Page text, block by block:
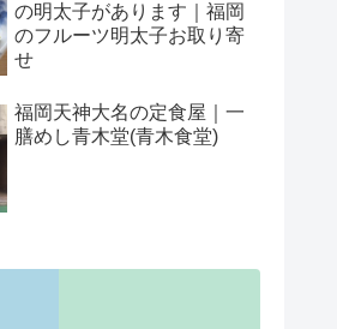
の明太子があります｜福岡
のフルーツ明太子お取り寄
せ
福岡天神大名の定食屋｜一
膳めし青木堂(青木食堂)